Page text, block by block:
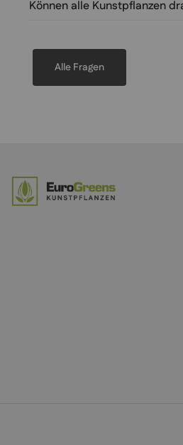
Können alle Kunstpflanzen
Alle Fragen